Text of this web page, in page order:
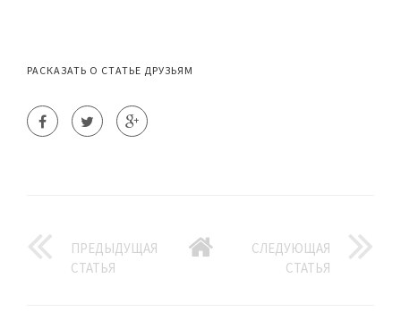
РАСКАЗАТЬ О СТАТЬЕ ДРУЗЬЯМ
ПРЕДЫДУЩАЯ
СТАТЬЯ
СЛЕДУЮЩАЯ
СТАТЬЯ